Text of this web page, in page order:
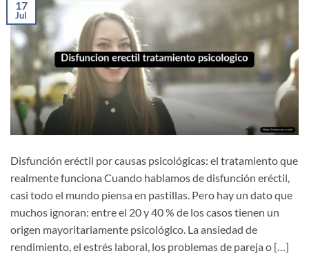
17
Jul
Disfunción eréctil por causas psicológicas: el tratamiento que
realmente funciona Cuando hablamos de disfunción eréctil,
casi todo el mundo piensa en pastillas. Pero hay un dato que
muchos ignoran: entre el 20 y 40 % de los casos tienen un
origen mayoritariamente psicológico. La ansiedad de
rendimiento, el estrés laboral, los problemas de pareja o […]